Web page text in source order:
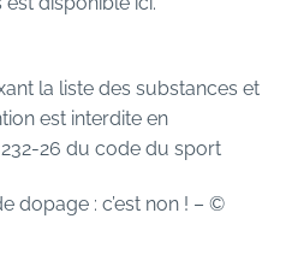
la liste des substances et
est interdite en
26 du code du sport
dopage : c’est non ! – ©